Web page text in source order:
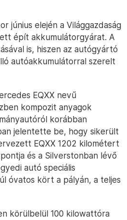
június elején a Világgazdaság
épít akkumulátorgyárat. A
is, hiszen az autógyártó
autóakkumulátorral szerelt
EQXX nevű
kompozit anyagok
korábban
jelentette be, hogy sikerült
EQXX 1202 kilométert
és a Silverstonban lévő
autó speciális
óvatos kört a pályán, a teljes
körülbelül 100 kilowattóra